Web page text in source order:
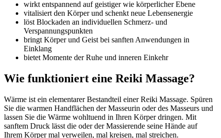
wirkt entspannend auf geistiger wie körperlicher Ebene
vitalisiert den Körper und schenkt neue Lebensenergie
löst Blockaden an individuellen Schmerz- und
Verspannungspunkten
bringt Körper und Geist bei sanften Anwendungen in
Einklang
bietet Momente der Ruhe und inneren Einkehr
Wie funktioniert eine Reiki Massage?
Wärme ist ein elementarer Bestandteil einer Reiki Massage. Spüren
Sie die warmen Handflächen der Masseurin oder des Masseurs und
lassen Sie die Wärme wohltuend in Ihren Körper dringen. Mit
sanftem Druck lässt die oder der Massierende seine Hände auf
Ihrem Körper mal verweilen, mal kreisen, mal streichen.